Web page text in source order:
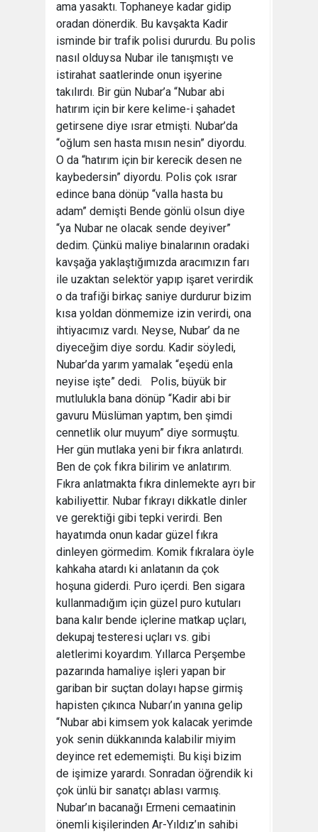
ama yasaktı. Tophaneye kadar gidip
oradan dönerdik. Bu kavşakta Kadir
isminde bir trafik polisi dururdu. Bu polis
nasıl olduysa Nubar ile tanışmıştı ve
istirahat saatlerinde onun işyerine
takılırdı. Bir gün Nubar’a “Nubar abi
hatırım için bir kere kelime-i şahadet
getirsene diye ısrar etmişti. Nubar’da
“oğlum sen hasta mısın nesin” diyordu.
O da “hatırım için bir kerecik desen ne
kaybedersin” diyordu. Polis çok ısrar
edince bana dönüp “valla hasta bu
adam” demişti Bende gönlü olsun diye
“ya Nubar ne olacak sende deyiver”
dedim. Çünkü maliye binalarının oradaki
kavşağa yaklaştığımızda aracımızın farı
ile uzaktan selektör yapıp işaret verirdik
o da trafiği birkaç saniye durdurur bizim
kısa yoldan dönmemize izin verirdi, ona
ihtiyacımız vardı. Neyse, Nubar’ da ne
diyeceğim diye sordu. Kadir söyledi,
Nubar’da yarım yamalak “eşedü enla
neyise işte” dedi. Polis, büyük bir
mutlulukla bana dönüp “Kadir abi bir
gavuru Müslüman yaptım, ben şimdi
cennetlik olur muyum” diye sormuştu.
Her gün mutlaka yeni bir fıkra anlatırdı.
Ben de çok fıkra bilirim ve anlatırım.
Fıkra anlatmakta fıkra dinlemekte ayrı bir
kabiliyettir. Nubar fıkrayı dikkatle dinler
ve gerektiği gibi tepki verirdi. Ben
hayatımda onun kadar güzel fıkra
dinleyen görmedim. Komik fıkralara öyle
kahkaha atardı ki anlatanın da çok
hoşuna giderdi. Puro içerdi. Ben sigara
kullanmadığım için güzel puro kutuları
bana kalır bende içlerine matkap uçları,
dekupaj testeresi uçları vs. gibi
aletlerimi koyardım. Yıllarca Perşembe
pazarında hamaliye işleri yapan bir
gariban bir suçtan dolayı hapse girmiş
hapisten çıkınca Nubarı’ın yanına gelip
“Nubar abi kimsem yok kalacak yerimde
yok senin dükkanında kalabilir miyim
deyince ret edememişti. Bu kişi bizim
de işimize yarardı. Sonradan öğrendik ki
çok ünlü bir sanatçı ablası varmış.
Nubar’ın bacanağı Ermeni cemaatinin
önemli kişilerinden Ar-Yıldız’ın sahibi